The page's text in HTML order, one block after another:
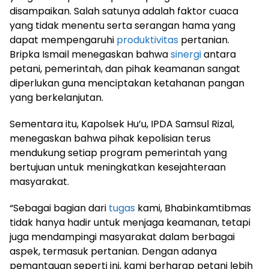
disampaikan. Salah satunya adalah faktor cuaca
yang tidak menentu serta serangan hama yang
dapat mempengaruhi produktivitas pertanian.
Bripka Ismail menegaskan bahwasinergiantara
petani, pemerintah, dan pihak keamanan sangat
diperlukan guna menciptakan ketahanan pangan
yang berkelanjutan.
Sementara itu, Kapolsek Hu’u, IPDA Samsul Rizal,
menegaskan bahwa pihak kepolisian terus
mendukung setiap program pemerintah yang
bertujuan untuk meningkatkan kesejahteraan
masyarakat.
“Sebagai bagian dari tugas kami, Bhabinkamtibmas
tidak hanya hadir untuk menjaga keamanan, tetapi
juga mendampingi masyarakat dalam berbagai
aspek, termasuk pertanian. Dengan adanya
pemantauan seperti ini, kami berharap petani lebih